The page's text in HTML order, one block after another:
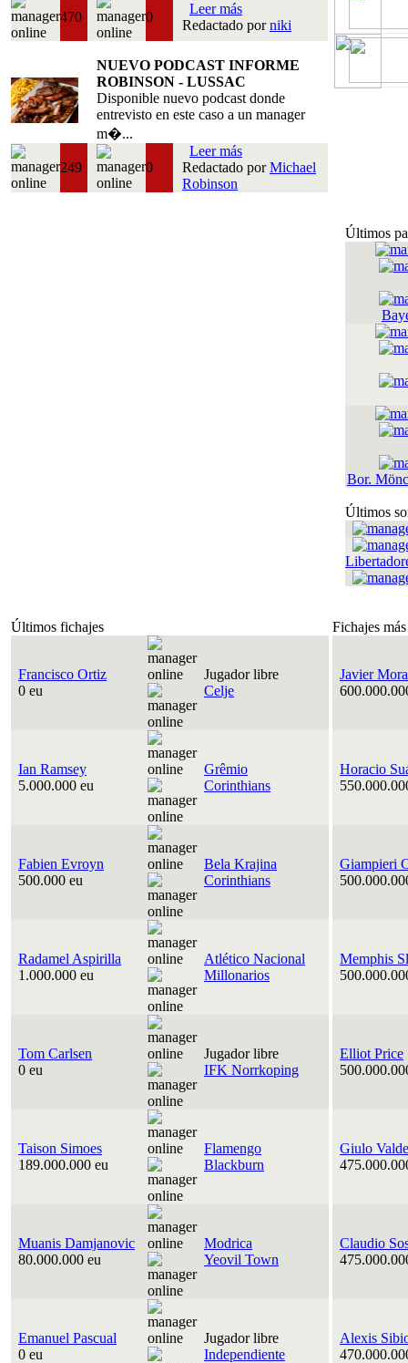
470 0
Leer más
Redactado porniki
NUEVO PODCAST INFORME
ROBINSON - LUSSAC
Disponible nuevo podcast donde
entrevisto en este caso a un manager
m�...
249 0
Leer más
Redactado porMichael
Robinson
Últimos
Bor.
Últimos
Últimos fichajes Fichajes
Francisco Ortiz
0 eu
Jugador libre
Celje
Javier
Ian Ramsey
5.000.000 eu
Grêmio
Corinthians
Horacio
Fabien Evroyn
500.000 eu
Bela Krajina
Corinthians
Giampieri
Radamel Aspirilla
1.000.000 eu
Atlético Nacional
Millonarios
Memphis
Tom Carlsen
0 eu
Jugador libre
IFK Norrkoping
Elliot Price
Taison Simoes
189.000.000 eu
Flamengo
Blackburn
Giulo
Muanis Damjanovic
80.000.000 eu
Modrica
Yeovil Town
Claudio
Emanuel Pascual
0 eu
Jugador libre
Independiente
Alexis